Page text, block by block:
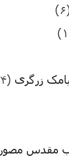
زرگری (۱۴)
مقدس مصور